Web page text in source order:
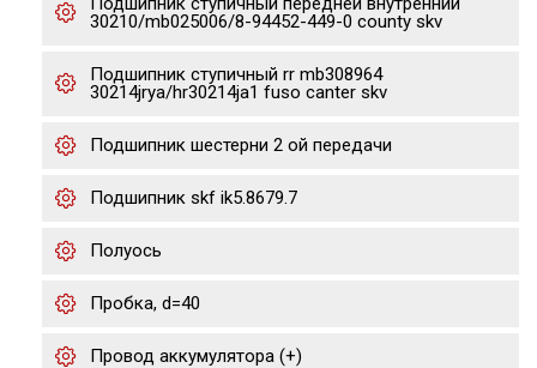
30210/mb025006/8-94452-449-0 county skv
Подшипник ступичный rr mb308964
30214jrya/hr30214ja1 fuso canter skv
Подшипник шестерни 2 ой передачи
Подшипник skf ik5.8679.7
Полуось
Пробка, d=40
Провод аккумулятора (+)